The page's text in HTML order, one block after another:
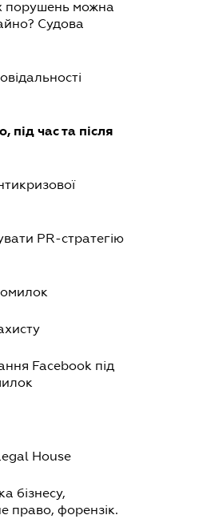
порушень можна
Судова
під час та після
PR-стратегію
Facebook під
House
бізнесу,
право, форензік.